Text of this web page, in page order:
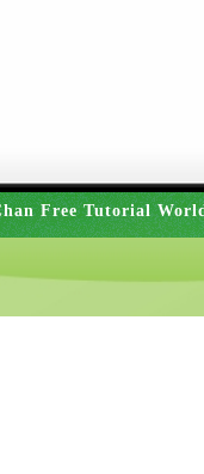
Free Tutorial